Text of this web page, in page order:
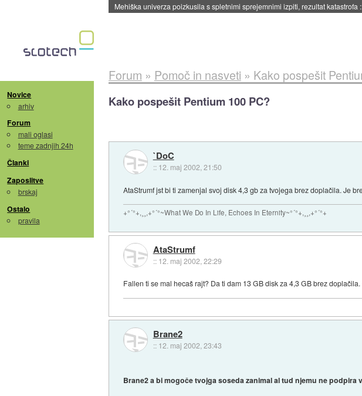
Mehiška univerza poizkusila s spletnimi sprejemnimi izpiti, rezultat katastrofa
Novice
arhiv
Forum
mali oglasi
teme zadnjih 24h
Članki
Zaposlitve
brskaj
Ostalo
pravila
Forum » Pomoč in nasveti » Kako pospešit
Kako pospešit Pentium 100 PC?
`DoC
:: 12. maj 2002, 21:50
AtaStrumf jst bi ti zamenjal svoj disk 4,3 gb za tvojega brez doplačila. Je
+°´°+,¸¸,+°´°~What We Do In Life, Echoes In Eternity~°´°+,¸¸,+°´°+
AtaStrumf
:: 12. maj 2002, 22:29
Fallen ti se mal hecaš rajt? Da ti dam 13 GB disk za 4,3 GB brez
Brane2
:: 12. maj 2002, 23:43
Brane2 a bi mogoče tvojga soseda zanimal al tud njemu ne podpira